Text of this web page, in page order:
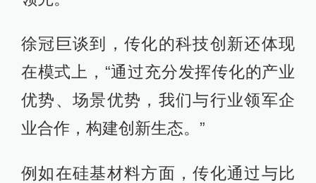
徐冠巨谈到，传化的科技创新还体现
在模式上，“通过充分发挥传化的产业
优势、场景优势，我们与行业领军企
业合作，构建创新生态。”
例如在硅基材料方面，传化通过与比